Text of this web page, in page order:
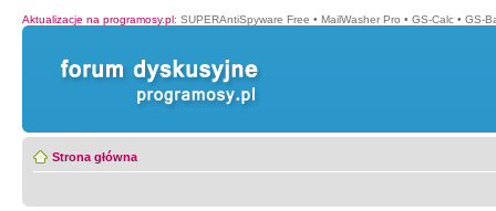
Aktualizacje na programosy.pl: SUPERAntiSpyware Free • MailWasher Pro • GS-Calc • GS-
Strona główna